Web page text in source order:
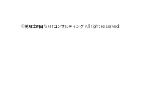
©税理士新田/SMTコンサルティング All right reserved.